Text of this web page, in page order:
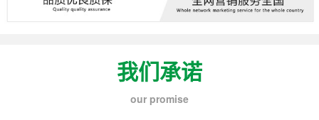
我们承诺
our promise